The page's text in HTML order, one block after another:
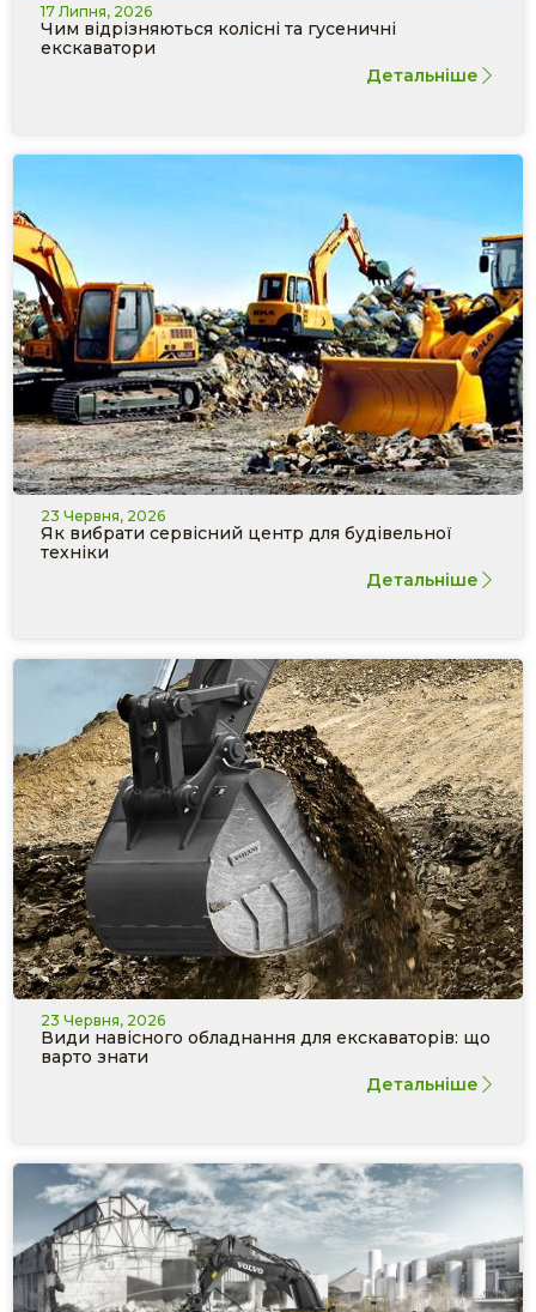
17 Липня, 2026
Чим відрізняються колісні та гусеничні
екскаватори
Детальніше
23 Червня, 2026
Як вибрати сервісний центр для будівельної
техніки
Детальніше
23 Червня, 2026
Види навісного обладнання для екскаваторів: що
варто знати
Детальніше